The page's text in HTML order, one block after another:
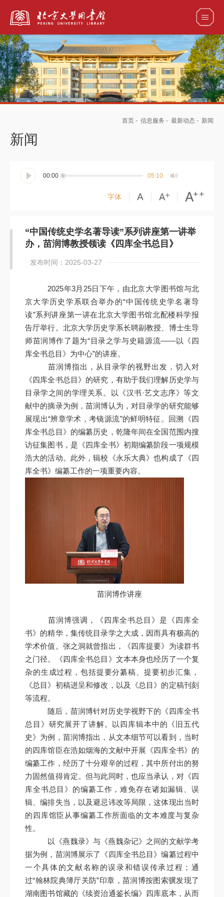
全部资源
首页 - 信息服务 - 最新动态 - 新闻
新闻
00:00 05:10
字体
“中国传统史学名著导读”系列讲座第一讲举
办，苗润博教授领读《四库全书总目》
发布时间：2025-03-27
2025年3月25日下午，由北京大学图书馆与北
京大学历史学系联合举办的“中国传统史学名著导
读”系列讲座第一讲在北京大学图书馆北配楼科学报
告厅举行。北京大学历史学系长聘副教授、博士生导
师苗润博作了题为“目录之学与史籍源流——以《四
库全书总目》为中心”的讲座。
苗润博指出，从目录学的视野出发，切入对
《四库全书总目》的研究，有助于我们理解历史学与
目录学之间的学理关系。以《汉书·艺文志序》等文
献中的摘录为例，苗润博认为，对目录学的研究能够
展现出“辨章学术，考镜源流”的鲜明特征。回溯《四
库全书总目》的编纂历史，乾隆年间在全国范围内搜
访征集图书，是《四库全书》初期编纂阶段一项规模
浩大的活动。此外，辑校《永乐大典》也构成了《四
库全书》编纂工作的一项重要内容。
苗润博作讲座
苗润博强调，《四库全书总目》是《四库全
书》的精华，集传统目录学之大成，因而具有极高的
学术价值。张之洞就曾指出，《四库提要》为读群书
之门径。《四库全书总目》文本本身也经历了一个复
杂的生成过程，包括提要分纂稿、提要初步汇集，
《总目》初稿进呈和修改，以及《总目》的定稿刊刻
等流程。
随后，苗润博针对历史学视野下的《四库全书
总目》研究展开了讲解。以四库辑本中的《旧五代
史》为例，苗润博指出，从文本细节可以看到，当时
的四库馆臣在浩如烟海的文献中开展《四库全书》的
编纂工作，经历了十分艰辛的过程，其中所付出的努
力固然值得肯定。但与此同时，也应当承认，对《四
库全书总目》的编纂工作，难免存在诸如漏辑、误
辑、编排失当，以及避忌讳改等局限，这体现出当时
的四库馆臣从事编纂工作所面临的文本难度与复杂
性。
以《燕魏录》与《燕魏杂记》之间的文献学考
据为例，苗润博展示了《四库全书总目》编纂过程中
一个具体的文献名称的误录和错误传承过程；通
过“翰林院典簿厅关防”印章，苗润博按图索骥发现了
湖南图书馆藏的《续资治通鉴长编》四库底本，从而